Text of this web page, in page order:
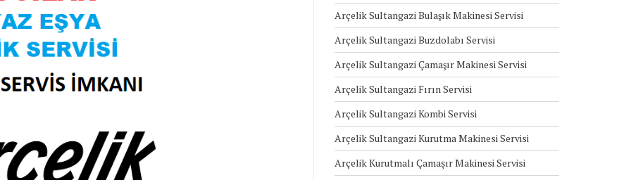
Arçelik Sultangazi Bulaşık Makinesi Servisi
Arçelik Sultangazi Buzdolabı Servisi
Arçelik Sultangazi Çamaşır Makinesi Servisi
Arçelik Sultangazi Fırın Servisi
Arçelik Sultangazi Kombi Servisi
Arçelik Sultangazi Kurutma Makinesi Servisi
Arçelik Kurutmalı Çamaşır Makinesi Servisi